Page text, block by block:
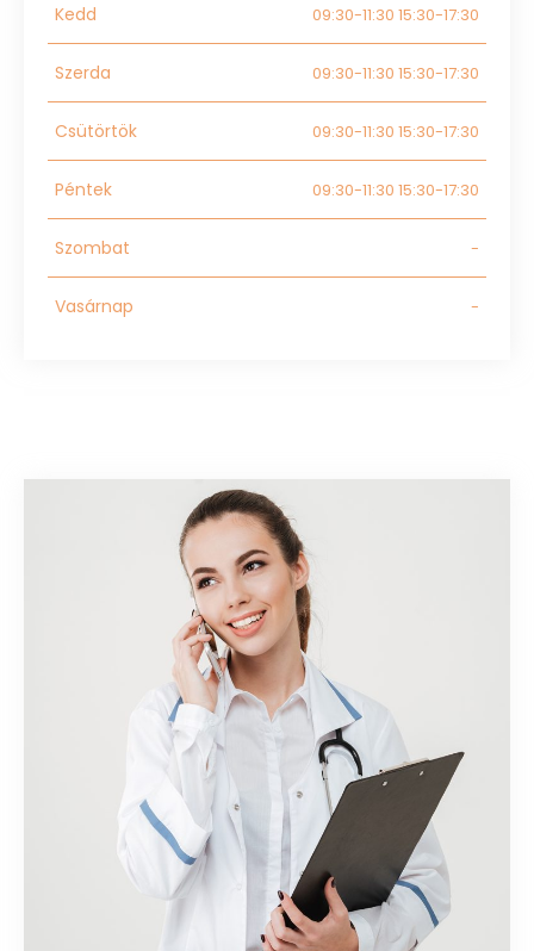
Kedd 09:30-11:30 15:30-17:30
Szerda 09:30-11:30 15:30-17:30
Csütörtök 09:30-11:30 15:30-17:30
Péntek 09:30-11:30 15:30-17:30
Szombat -
Vasárnap -